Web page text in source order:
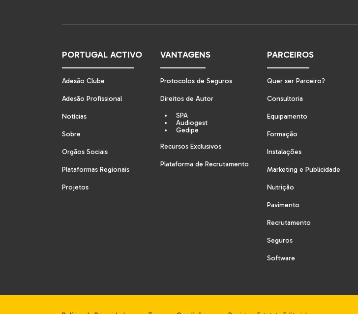
PORTUGAL ACTIVO
Adesão Clube
Adesão Profissional
Notícias
Sobre
Orgãos Sociais
Plataformas Regionais
Projetos
VANTAGENS
Protocolos de Seguros
Direitos de Autor
SPA
Audiogest
Gedipe
Recursos Exclusivos
Plataforma de Recrutamento
PARCEIROS
Quer ser Parceiro?
Consultoria
Equipamento
Formação
Instalações
Marketing e Publicidade
Nutrição
Pavimento
Recrutamento
Seguros
Software